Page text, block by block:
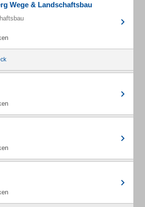
Wege & Landschaftsbau